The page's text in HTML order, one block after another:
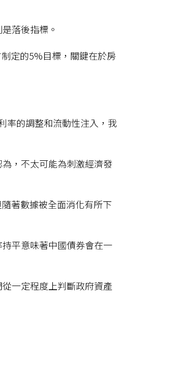
落後指標。
定的5%目標，關鍵在於房
率的調整和流動性注入，我
，不太可能為刺激經濟發
著數據被全面消化有所下
平意味著中國債券會在一
一定程度上判斷政府資產